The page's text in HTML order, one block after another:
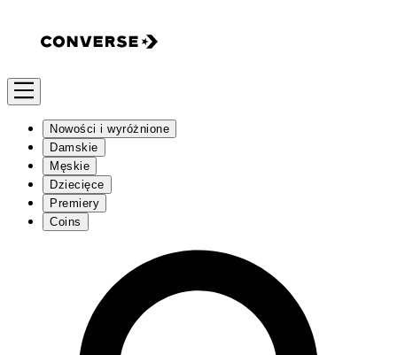
Nowości i wyróżnione
Damskie
Męskie
Dziecięce
Premiery
Coins